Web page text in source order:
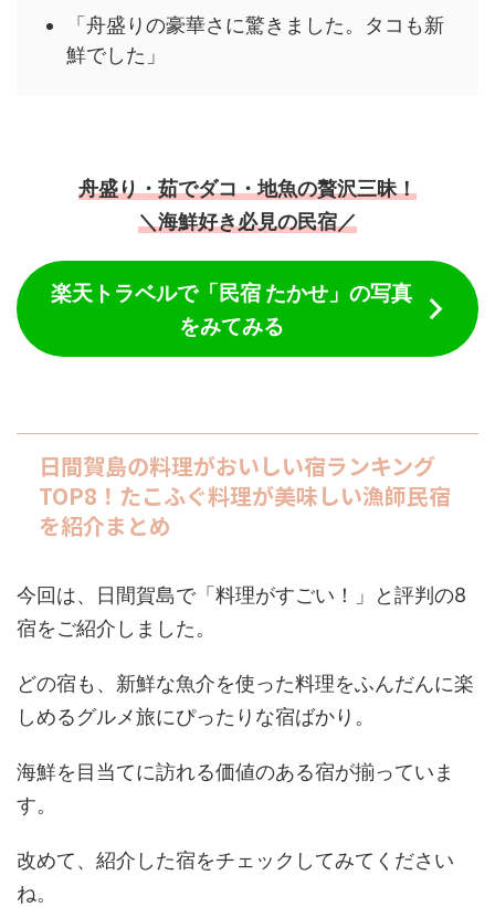
「舟盛りの豪華さに驚きました。タコも新
鮮でした」
舟盛り・茹でダコ・地魚の贅沢三昧！
＼海鮮好き必見の民宿／
楽天トラベルで「民宿 たかせ」の写真
をみてみる
日間賀島の料理がおいしい宿ランキング
TOP8！たこふぐ料理が美味しい漁師民宿
を紹介まとめ
今回は、日間賀島で「料理がすごい！」と評判の8
宿をご紹介しました。
どの宿も、新鮮な魚介を使った料理をふんだんに楽
しめるグルメ旅にぴったりな宿ばかり。
海鮮を目当てに訪れる価値のある宿が揃っていま
す。
改めて、紹介した宿をチェックしてみてください
ね。